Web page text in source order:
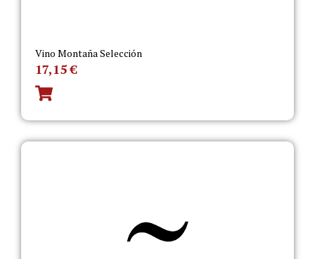
Vino Montaña Selección
17,15€